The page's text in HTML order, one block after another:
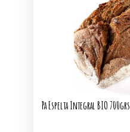
Pa Espelta Integral BIO 700grs.